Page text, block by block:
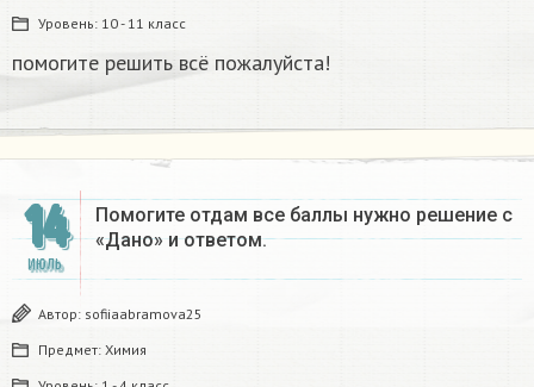
Уровень: 10 - 11 класс
помогите решить всё пожалуйста!
14
ИЮЛЬ
Помогите отдам все баллы нужно решение с
«Дано» и ответом. ​
Автор: sofiiaabramova25
Предмет: Химия